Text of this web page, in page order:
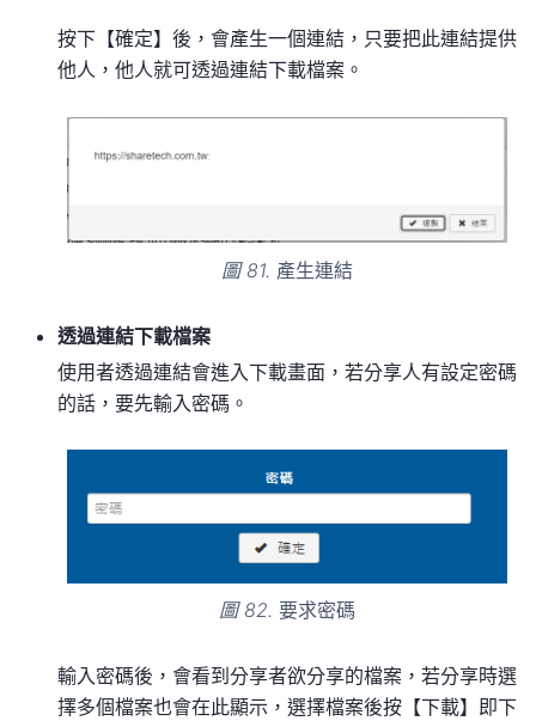
按下【確定】後，會產生一個連結，只要把此連結提供
他人，他人就可透過連結下載檔案。
圖 81. 產生連結
透過連結下載檔案
使用者透過連結會進入下載畫面，若分享人有設定密碼
的話，要先輸入密碼。
圖 82. 要求密碼
輸入密碼後，會看到分享者欲分享的檔案，若分享時選
擇多個檔案也會在此顯示，選擇檔案後按【下載】即下